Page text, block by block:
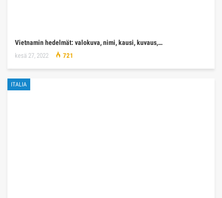
Vietnamin hedelmät: valokuva, nimi, kausi, kuvaus,…
kesä 27, 2022 721
ITALIA